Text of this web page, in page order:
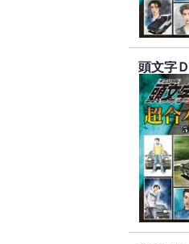
頭文字